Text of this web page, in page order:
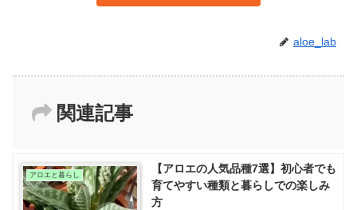
aloe_lab
関連記事
アロエと暮らし
【アロエの人気品種7選】初心者でも
育てやすい種類と暮らしでの楽しみ
方